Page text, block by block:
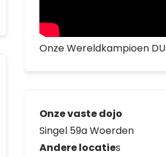
Onze Wereldkampioen
Onze vaste dojo
Singel 59a Woerden
Andere locaties